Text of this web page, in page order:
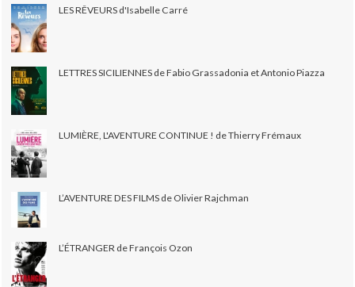
LES RÊVEURS d'Isabelle Carré
LETTRES SICILIENNES de Fabio Grassadonia et Antonio Piazza
LUMIÈRE, L'AVENTURE CONTINUE ! de Thierry Frémaux
L’AVENTURE DES FILMS de Olivier Rajchman
L’ÉTRANGER de François Ozon